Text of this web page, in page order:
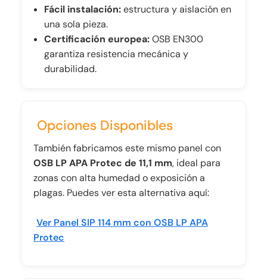
Fácil instalación:estructura y aislación en
una sola pieza.
Certificación europea:OSB EN300
garantiza resistencia mecánica y
durabilidad.
Opciones Disponibles
También fabricamos este mismo panel con
OSB LP APA Protec de 11,1 mm, ideal para
zonas con alta humedad o exposición a
plagas. Puedes ver esta alternativa aquí:
Ver Panel SIP 114 mm con OSB LP APA
Protec